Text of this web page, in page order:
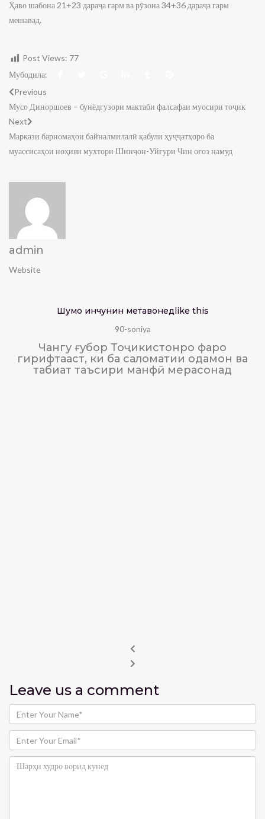
Ҳаво шабона 21+23 дараҷа гарм ва рӯзона 34+36 дараҷа гарм
мешавад.
Post Views: 77
Мубодила:
Previous
Мусо Диноршоев – бунёдгузори мактаби фалсафаи муосири тоҷик
Next
Маркази барномаҳои байналмилалӣ қабули ҳуҷҷатҳоро ба
муассисаҳои ноҳияи мухтори Шинҷон-Уйғури Чин оғоз намуд
admin
Website
Шумо инчунин метавонед like this
90-soniya
Чангу ғубор Тоҷикистонро фаро
гирифтааст, ки ба саломатии одамон ва
табиат таъсири манфӣ мерасонад
Leave us a comment